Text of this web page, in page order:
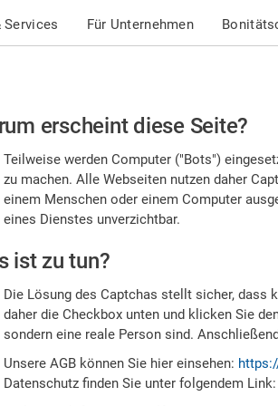
Services Für Unternehmen
erscheint diese Seite?
Teilweise werden Computer ("Bots")
zu machen. Alle Webseiten nutzen daher
einem Menschen oder einem Computer
eines Dienstes unverzichtbar.
ist zu tun?
Die Lösung des Captchas stellt sicher,
daher die Checkbox unten und klicken Sie
sondern eine reale Person sind.
Unsere AGB können Sie hier einsehen:
Datenschutz finden Sie unter folgendem Link: